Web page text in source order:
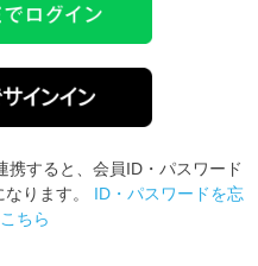
すると、会員ID・パスワード
ります。 ID・パスワードを忘
ちら